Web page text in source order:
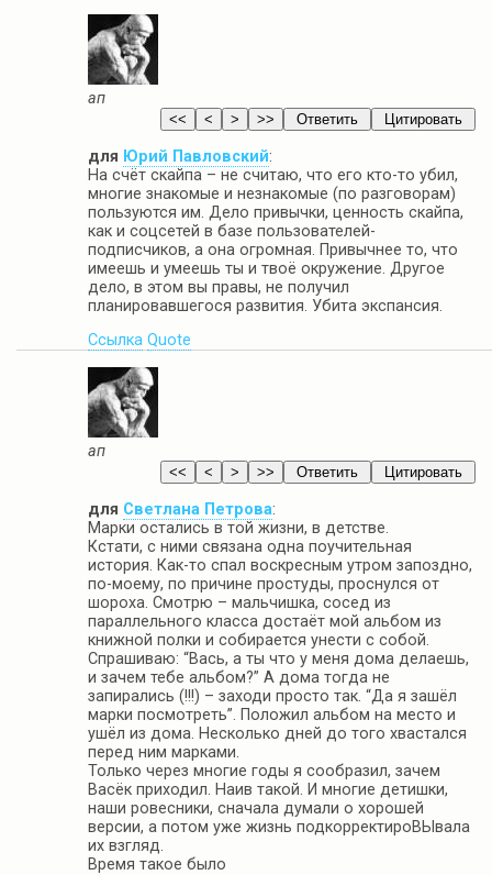
ап
для Юрий Павловский:
На счёт скайпа – не считаю, что его кто-то убил,
многие знакомые и незнакомые (по разговорам)
пользуются им. Дело привычки, ценность скайпа,
как и соцсетей в базе пользователей-
подписчиков, а она огромная. Привычнее то, что
имеешь и умеешь ты и твоё окружение. Другое
дело, в этом вы правы, не получил
планировавшегося развития. Убита экспансия.
Ссылка Quote
ап
для Светлана Петрова:
Марки остались в той жизни, в детстве.
Кстати, с ними связана одна поучительная
история. Как-то спал воскресным утром запоздно,
по-моему, по причине простуды, проснулся от
шороха. Смотрю – мальчишка, сосед из
параллельного класса достаёт мой альбом из
книжной полки и собирается унести с собой.
Спрашиваю: “Вась, а ты что у меня дома делаешь,
и зачем тебе альбом?” А дома тогда не
запирались (!!!) – заходи просто так. “Да я зашёл
марки посмотреть”. Положил альбом на место и
ушёл из дома. Несколько дней до того хвастался
перед ним марками.
Только через многие годы я сообразил, зачем
Васёк приходил. Наив такой. И многие детишки,
наши ровесники, сначала думали о хорошей
версии, а потом уже жизнь подкорректироВЫвала
их взгляд.
Время такое было